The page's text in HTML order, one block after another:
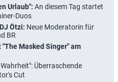
Urlaub": An diesem Tag startet
Duos
Ötzi: Neue Moderatorin für
BR
Masked Singer" am
Überraschende
Cut